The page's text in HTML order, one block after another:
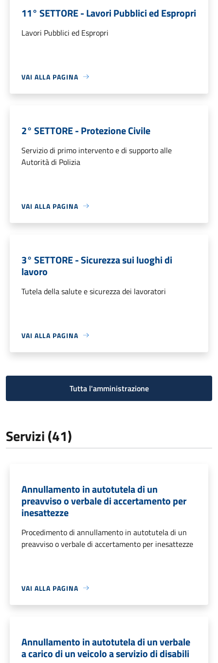
11° SETTORE - Lavori Pubblici ed Espropri
Lavori Pubblici ed Espropri
VAI ALLA PAGINA
2° SETTORE - Protezione Civile
Servizio di primo intervento e di supporto alle
Autorità di Polizia
VAI ALLA PAGINA
3° SETTORE - Sicurezza sui luoghi di
lavoro
Tutela della salute e sicurezza dei lavoratori
VAI ALLA PAGINA
Tutta l'amministrazione
Servizi (41)
Annullamento in autotutela di un
preavviso o verbale di accertamento per
inesattezze
Procedimento di annullamento in autotutela di un
preavviso o verbale di accertamento per inesattezze
VAI ALLA PAGINA
Annullamento in autotutela di un verbale
a carico di un veicolo a servizio di disabili